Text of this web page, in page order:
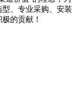
、专业采购、安装
的贡献！